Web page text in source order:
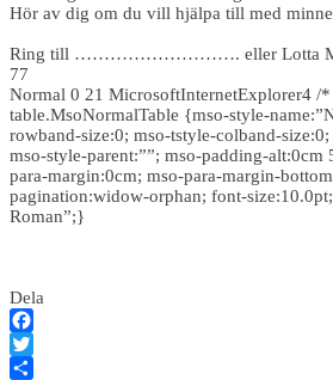
Hör av dig om du vill hjälpa till med
Ring till ………………………. eller Lotta
77
Normal 0 21 MicrosoftInternetExplorer4 /
table.MsoNormalTable {mso-style-
rowband-size:0; mso-tstyle-colband-
mso-style-parent:””; mso-padding-alt:0cm
para-margin:0cm; mso-para-margin-
pagination:widow-orphan; font-
Roman”;}
Dela
Facebook
Twitter